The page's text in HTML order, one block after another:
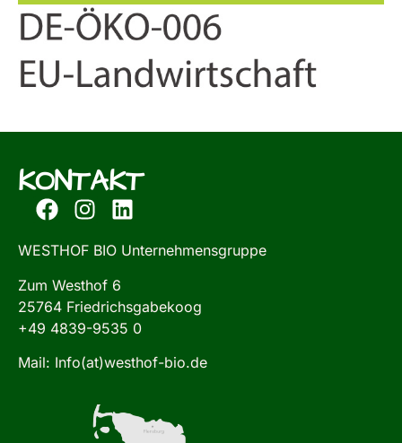
KONTAKT
WESTHOF BIO Unternehmensgruppe
Zum Westhof 6
25764 Friedrichsgabekoog
+49 4839-9535 0
Mail: Info(at)westhof-bio.de